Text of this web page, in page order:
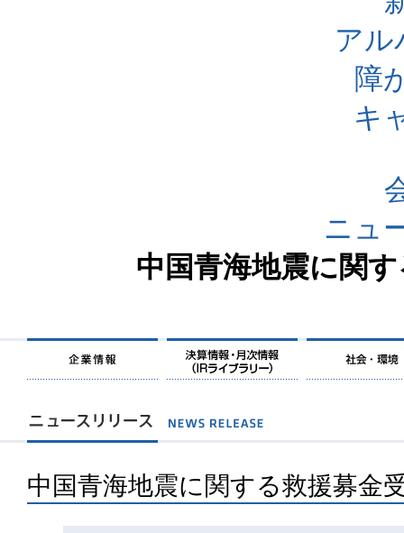
アル
障
キ
ニュ
中国青海地震に関
中国青海地震に関する救援募金